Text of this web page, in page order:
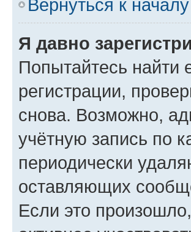
Вернуться к началу
Я давно
Попытайтесь найти
регистрации,
снова. Возможно,
учётную запись по
периодически
оставляющих
Если это